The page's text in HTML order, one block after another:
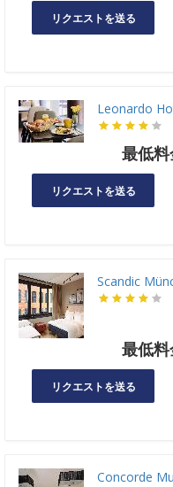
リクエストを送る
Leonardo
最低
リクエストを送る
Scandic
最低
リクエストを送る
Concorde